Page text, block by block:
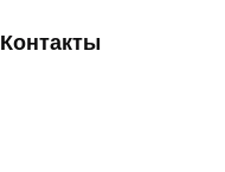
Контакты